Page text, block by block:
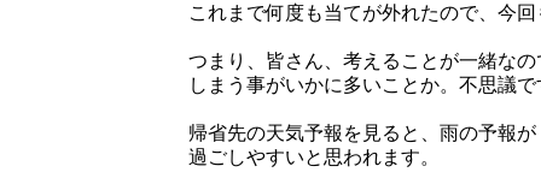
これまで何度も当てが外れたので、今
つまり、皆さん、考えることが一緒な
しまう事がいかに多いことか。不思議で
帰省先の天気予報を見ると、雨の予報
過ごしやすいと思われます。